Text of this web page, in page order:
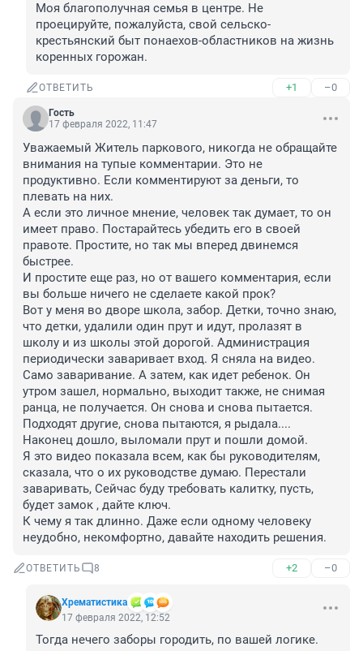
Моя благополучная семья в центре. Не
проецируйте, пожалуйста, свой сельско-
крестьянский быт понаехов-областников на жизнь
коренных горожан.
ОТВЕТИТЬ +1 –0
Гость
17 февраля 2022, 11:47
Уважаемый Житель паркового, никогда не обращайте
внимания на тупые комментарии. Это не
продуктивно. Если комментируют за деньги, то
плевать на них.
А если это личное мнение, человек так думает, то он
имеет право. Постарайтесь убедить его в своей
правоте. Простите, но так мы вперед двинемся
быстрее.
И простите еще раз, но от вашего комментария, если
вы больше ничего не сделаете какой прок?
Вот у меня во дворе школа, забор. Детки, точно знаю,
что детки, удалили один прут и идут, пролазят в
школу и из школы этой дорогой. Администрация
периодически заваривает вход. Я сняла на видео.
Само заваривание. А затем, как идет ребенок. Он
утром зашел, нормально, выходит также, не снимая
ранца, не получается. Он снова и снова пытается.
Подходят другие, снова пытаются, я рыдала....
Наконец дошло, выломали прут и пошли домой.
Я это видео показала всем, как бы руководителям,
сказала, что о их руководстве думаю. Перестали
заваривать, Сейчас буду требовать калитку, пусть,
будет замок , дайте ключ.
К чему я так длинно. Даже если одному человеку
неудобно, некомфортно, давайте находить решения.
ОТВЕТИТЬ 8 +2 –0
Хрематистика
17 февраля 2022, 12:52
Тогда нечего заборы городить, по вашей логике.